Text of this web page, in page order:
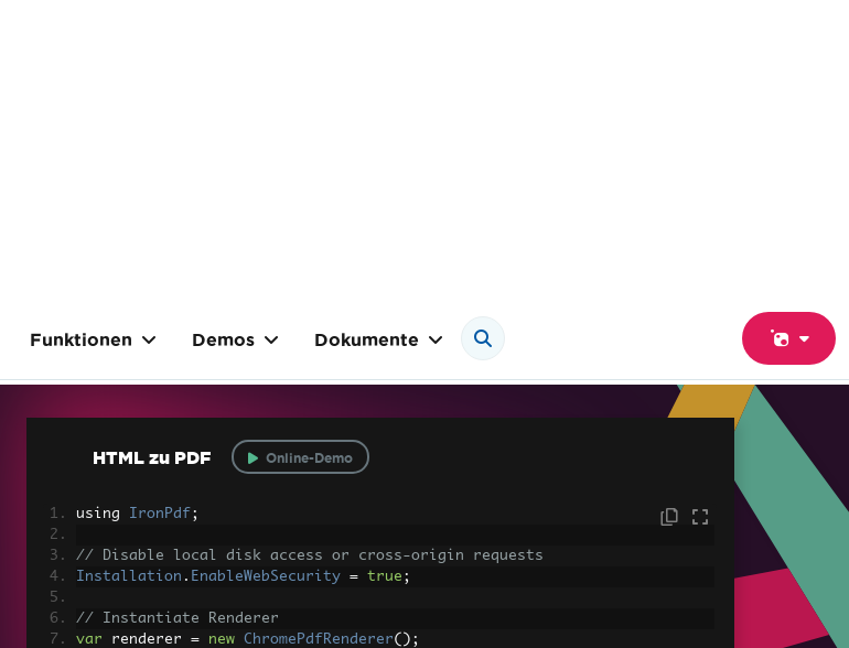
Funktionen Demos Dokumente
HTML zu PDF Online-Demo
using IronPdf ;
// Disable local disk access or cross-origin requests
Installation . EnableWebSecurity = true ;
// Instantiate Renderer
var renderer = new ChromePdfRenderer();